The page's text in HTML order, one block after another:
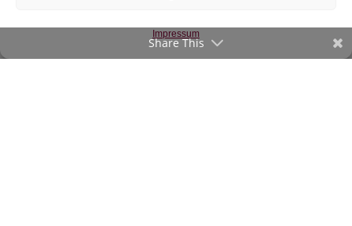
Impressum
inkl. 20 % MwSt.
Share This